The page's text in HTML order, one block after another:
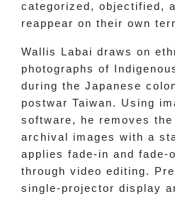
categorized, objectified,
reappear on their own
Wallis Labai draws on
photographs of
during the Japanese
postwar Taiwan. Using
software, he removes
archival images with a
applies fade-in and fade-
through video editing.
single-projector display